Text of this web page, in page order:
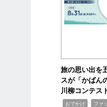
旅の思い出を
スが「かばん
川柳コンテス
おでかけ ファ